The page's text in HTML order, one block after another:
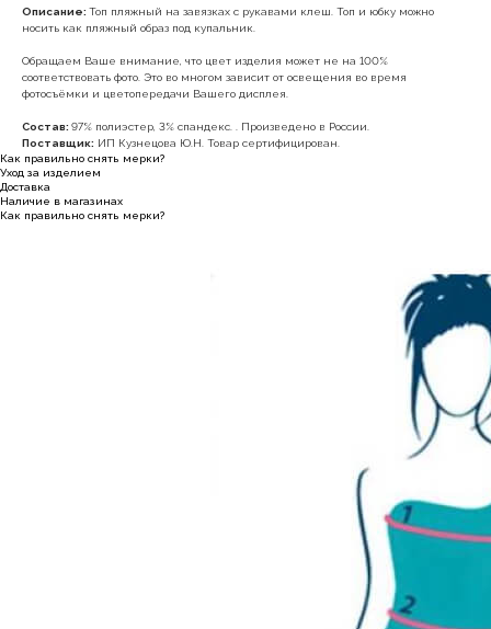
Описание: Топ пляжный на завязках с рукавами клеш. Топ и юбку можно
носить как пляжный образ под купальник.
Обращаем Ваше внимание, что цвет изделия может не на 100%
соответствовать фото. Это во многом зависит от освещения во время
фотосъёмки и цветопередачи Вашего дисплея.
Состав: 97% полиэстер, 3% спандекс. . Произведено в России.
Поставщик: ИП Кузнецова Ю.Н. Товар сертифицирован.
Как правильно снять мерки?
Уход за изделием
Доставка
Наличие в магазинах
Как правильно снять мерки?